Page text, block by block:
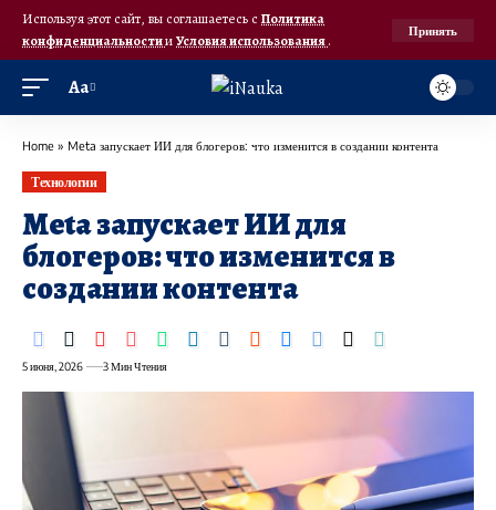
Используя этот сайт, вы соглашаетесь с Политика
конфиденциальностииУсловия использования.
Принять
Аа
Home » Meta запускает ИИ для блогеров: что изменится в создании контента
Технологии
Meta запускает ИИ для
блогеров: что изменится в
создании контента
5 июня, 2026 3 Мин Чтения